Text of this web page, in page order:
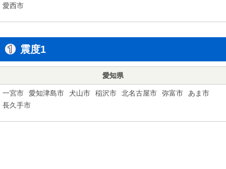
愛西市
震度1
愛知県
一宮市 愛知津島市 犬山市 稲沢市 北名古屋市 弥富市
あま市
長久手市